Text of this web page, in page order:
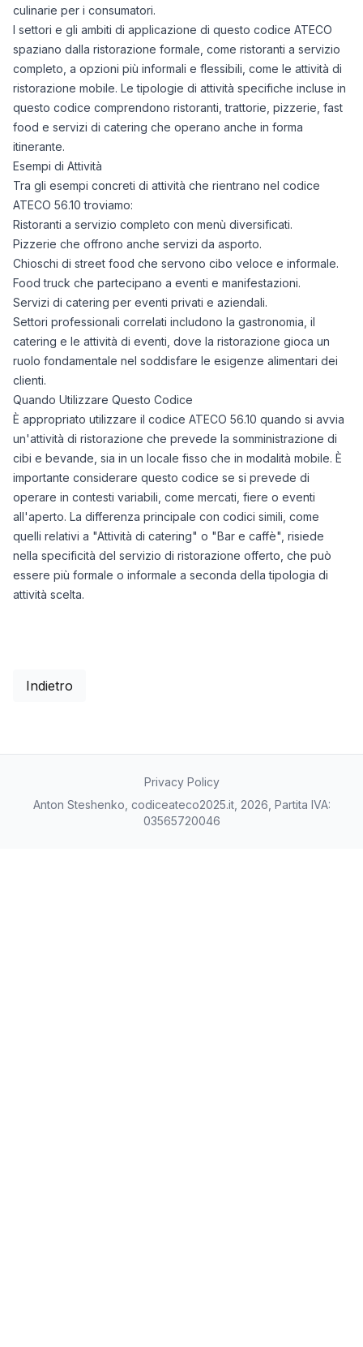
culinarie per i consumatori.
I settori e gli ambiti di applicazione di questo codice ATECO
spaziano dalla ristorazione formale, come ristoranti a servizio
completo, a opzioni più informali e flessibili, come le attività di
ristorazione mobile. Le tipologie di attività specifiche incluse in
questo codice comprendono ristoranti, trattorie, pizzerie, fast
food e servizi di catering che operano anche in forma
itinerante.
Esempi di Attività
Tra gli esempi concreti di attività che rientrano nel codice
ATECO 56.10 troviamo:
Ristoranti a servizio completo con menù diversificati.
Pizzerie che offrono anche servizi da asporto.
Chioschi di street food che servono cibo veloce e informale.
Food truck che partecipano a eventi e manifestazioni.
Servizi di catering per eventi privati e aziendali.
Settori professionali correlati includono la gastronomia, il
catering e le attività di eventi, dove la ristorazione gioca un
ruolo fondamentale nel soddisfare le esigenze alimentari dei
clienti.
Quando Utilizzare Questo Codice
È appropriato utilizzare il codice ATECO 56.10 quando si avvia
un'attività di ristorazione che prevede la somministrazione di
cibi e bevande, sia in un locale fisso che in modalità mobile. È
importante considerare questo codice se si prevede di
operare in contesti variabili, come mercati, fiere o eventi
all'aperto. La differenza principale con codici simili, come
quelli relativi a "Attività di catering" o "Bar e caffè", risiede
nella specificità del servizio di ristorazione offerto, che può
essere più formale o informale a seconda della tipologia di
attività scelta.
Indietro
Privacy Policy
Anton Steshenko, codiceateco2025.it, 2026, Partita IVA:
03565720046